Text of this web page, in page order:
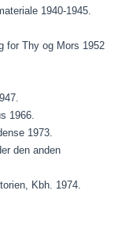
1940-1945.
for Thy og Mors 1952
1966.
1973.
den anden
Kbh. 1974.